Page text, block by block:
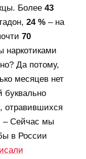
Более 43
24 % – на
70
наркотиками
Да потому,
месяцев нет
буквально
отравившихся
– Сейчас мы
в России